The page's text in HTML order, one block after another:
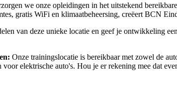
we onze opleidingen in het uitstekend
gratis WiFi en klimaatbeheersing, creëert BCN
van deze unieke locatie en geef je ontwikkeling
Onze trainingslocatie is bereikbaar met zowel de
elektrische auto's. Hou je er rekening mee dat